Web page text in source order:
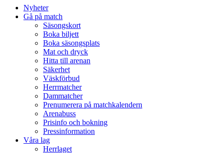
Nyheter
Gå på match
Säsongskort
Boka biljett
Boka säsongsplats
Mat och dryck
Hitta till arenan
Säkerhet
Väskförbud
Herrmatcher
Dammatcher
Prenumerera på matchkalendern
Arenabuss
Prisinfo och bokning
Pressinformation
Våra lag
Herrlaget